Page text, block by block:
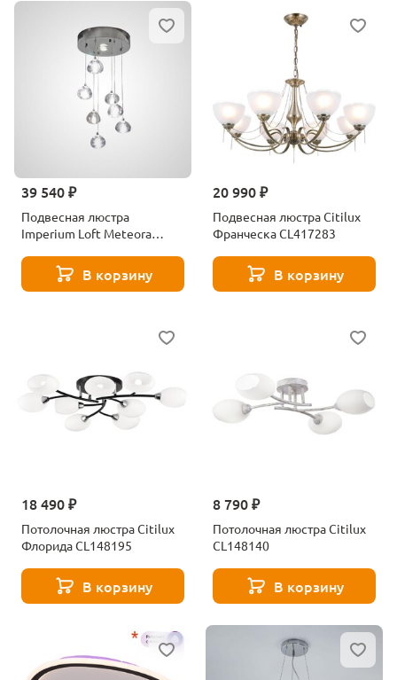
39 540 ₽
Подвесная люстра
Imperium Loft Meteora
В корзину
20 990 ₽
Подвесная люстра Citilux
Франческа CL417283
В корзину
18 490 ₽
Потолочная люстра Citilux
Флорида CL148195
В корзину
8 790 ₽
Потолочная люстра Citilux
CL148140
В корзину